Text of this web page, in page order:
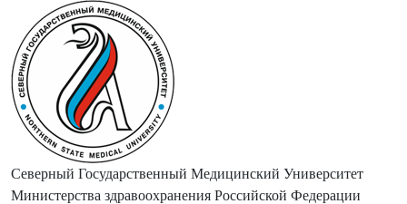
Северный Государственный Медицинский Университет
Министерства здравоохранения Российской Федерации